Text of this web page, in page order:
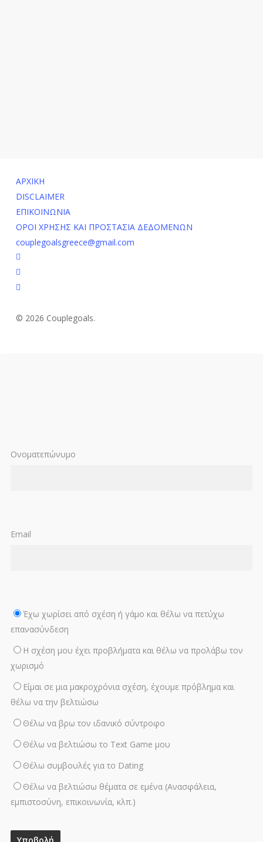
ΑΡΧΙΚΗ
DISCLAIMER
ΕΠΙΚΟΙΝΩΝΙΑ
ΟΡΟΙ ΧΡΗΣΗΣ ΚΑΙ ΠΡΟΣΤΑΣΙΑ ΔΕΔΟΜΕΝΩΝ
couplegoalsgreece@gmail.com
facebook
youtube
instagram
© 2026 Couplegoals.
Ονοματεπώνυμο
Email
Έχω χωρίσει από σχέση ή γάμο και θέλω να πετύχω
επανασύνδεση
Η σχέση μου έχει προβλήματα και θέλω να προλάβω τον
χωρισμό
Είμαι σε μια μακροχρόνια σχέση, έχουμε πρόβλημα και
θέλω να την βελτιώσω
Θέλω να βρω τον ιδανικό σύντροφο
Θέλω να βελτιώσω το Text Game μου
Θέλω συμβουλές για το Dating
Θέλω να βελτιώσω θέματα σε εμένα (Ανασφάλεια,
εμπιστοσύνη, επικοινωνία, κλπ.)